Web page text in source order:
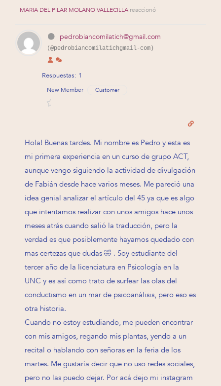
MARIA DEL PILAR MOLANO VALLECILLA reaccionó
pedrobiancomilatich@gmail.com
(@pedrobiancomilatichgmail-com)
Respuestas: 1
New Member Customer
Hola! Buenas tardes. Mi nombre es Pedro y esta es
mi primera experiencia en un curso de grupo ACT,
aunque vengo siguiendo la actividad de divulgación
de Fabián desde hace varios meses. Me pareció una
idea genial analizar el artículo del 45 ya que es algo
que intentamos realizar con unos amigos hace unos
meses atrás cuando salió la traducción, pero la
verdad es que posiblemente hayamos quedado con
mas certezas que dudas 🤣 . Soy estudiante del
tercer año de la licenciatura en Psicología en la
UNC y es así como trato de surfear las olas del
conductismo en un mar de psicoanálisis, pero eso es
otra historia.
Cuando no estoy estudiando, me pueden encontrar
con mis amigos, regando mis plantas, yendo a un
recital o hablando con señoras en la feria de los
martes. Me gustaría decir que no uso redes sociales,
pero no las puedo dejar. Por acá dejo mi instagram